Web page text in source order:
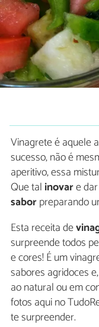
Vinagrete é aquele
sucesso, não é
aperitivo, essa
Que tal inovare
saborpreparando
Esta receita de
surpreende todos
e cores! É um
sabores agridoces
ao natural ou em
fotos aqui no
te surpreender.